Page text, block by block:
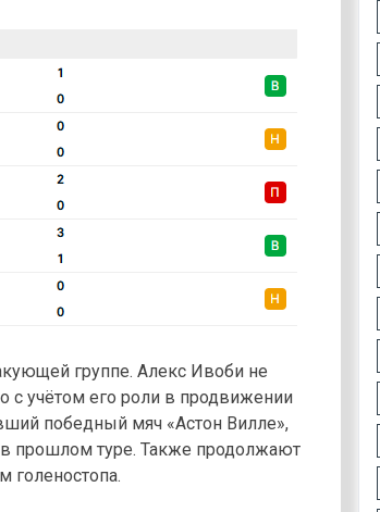
группе. Алекс Ивоби не
с учётом его роли в продвижении
победный мяч «Астон Вилле»,
прошлом туре. Также продолжают
голеностопа.